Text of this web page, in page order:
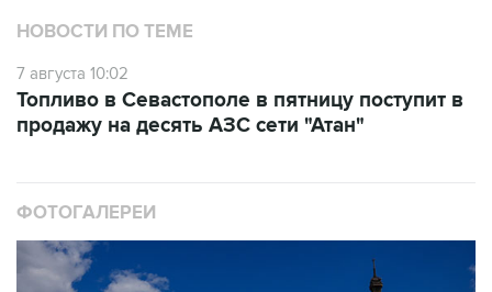
7 августа 10:02
продажу на десять АЗС сети "Атан"